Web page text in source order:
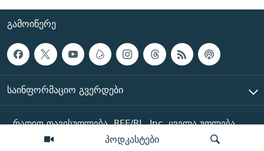
პოდკასტები
ᲒᲐᲛᲝᲘᲬᲔᲠᲔ
ᲡᲐᲘᲜᲤᲝᲠᲛᲐᲪᲘᲝ ᲒᲕᲔᲠᲓᲔᲑᲘ
რადიო თავისუფლება, RFE/RL, Inc. ყველა უფლება
დაცულია